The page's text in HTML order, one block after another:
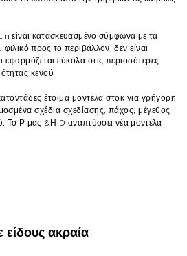
είναι κατασκευασμένο σύμφωνα με τα
προς το περιβάλλον,δεν είναι
εύκολα στις περισσότερες
κενού
έτοιμα μοντέλα στοκ για γρήγορη
σχέδια σχεδίασης, πάχος, μέγεθος
Το Ρ μας.&Η D αναπτύσσει νέα μοντέλα
είδους ακραία